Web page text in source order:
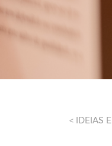
< IDEIAS